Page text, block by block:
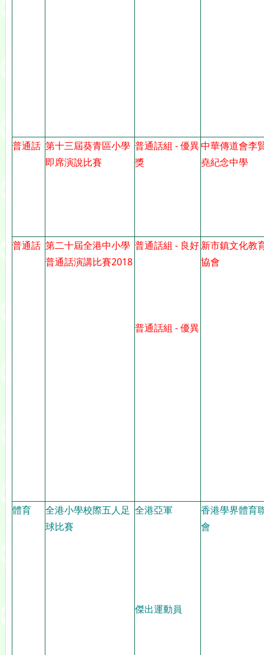
普通話 第十三屆葵青區小學
即席演說比賽
普通話組 - 優異
獎
中華傳道會李
堯紀念中學
普通話 第二十屆全港中小學
普通話演講比賽2018
普通話組 - 良好
普通話組 - 優異
新市鎮文化教
協會
體育
全港小學校際五人足
球比賽
全港亞軍
傑出運動員
香港學界體育
會